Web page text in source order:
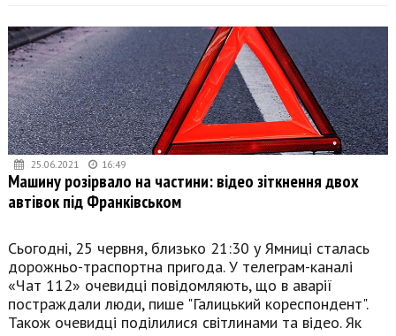
25.06.2021 16:49
Машину розірвало на частини: відео зіткнення двох
автівок під Франківськом
Сьогодні, 25 червня, близько 21:30 у Ямниці сталась
дорожньо-траспортна пригода. У телеграм-каналі
«Чат 112» очевидці повідомляють, що в аварії
постраждали люди, пише "Галицький кореспондент".
Також очевидці поділилися світлинами та відео. Як